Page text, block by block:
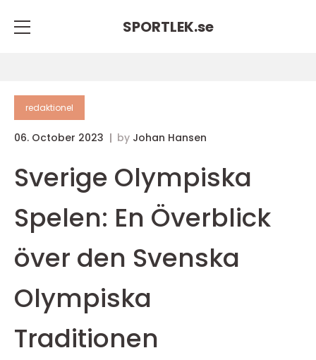
SPORTLEK.se
redaktionel
06. October 2023 by Johan Hansen
Sverige Olympiska
Spelen: En Överblick
över den Svenska
Olympiska
Traditionen